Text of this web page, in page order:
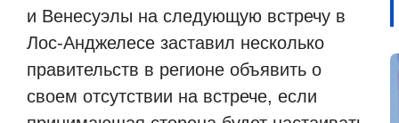
и Венесуэлы на следующую встречу в
Лос-Анджелесе заставил несколько
правительств в регионе объявить о
своем отсутствии на встрече, если